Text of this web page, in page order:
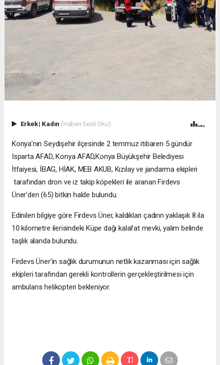
Erkek| Kadın (Haberi Sesli Oku)
Konya’nın Seydişehir ilçesinde 2 temmuz itibaren 5 gündür
Isparta AFAD, Konya AFAD,Konya Büyükşehir Belediyesi
İtfaiyesi, İBAG, HİAK, MEB AKUB, Kızılay ve jandarma ekipleri
tarafından dron ve iz takip köpekleri ile aranan Firdevs
Üner’den (65) bitkin halde bulundu.
Edinilen bilgiye göre Firdevs Üner, kaldıkları çadırın yaklaşık 8 ila
10 kilometre ilerisindeki Küpe dağı kalafat mevki, yalım belinde
taşlık alanda bulundu.
Firdevs Üner’in sağlık durumunun netlik kazanması için sağlık
ekipleri tarafından gerekli kontrollerin gerçekleştirilmesi için
ambulans helikopteri bekleniyor.